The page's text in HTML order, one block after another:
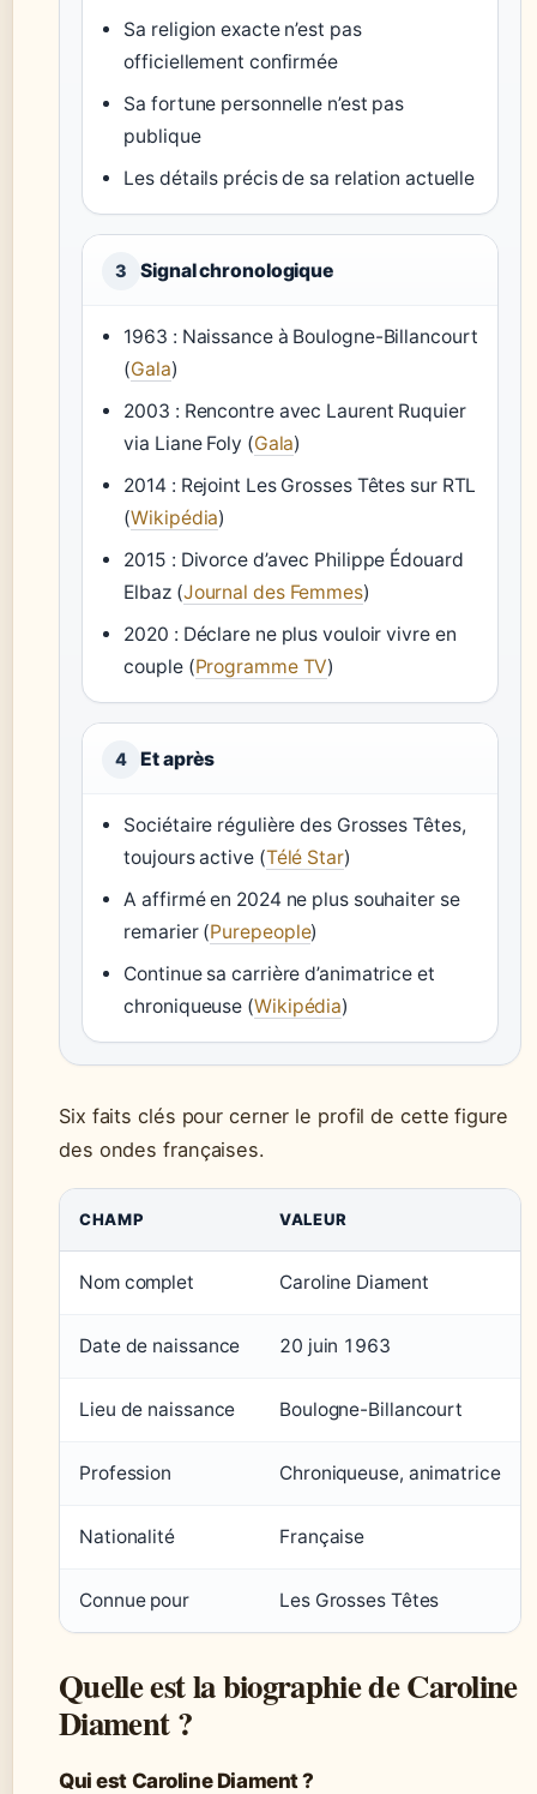
Sa religion exacte n’est pas
officiellement confirmée
Sa fortune personnelle n’est pas
publique
Les détails précis de sa relation actuelle
3 Signal chronologique
1963 : Naissance à Boulogne-Billancourt
(Gala)
2003 : Rencontre avec Laurent Ruquier
via Liane Foly (Gala)
2014 : Rejoint Les Grosses Têtes sur RTL
(Wikipédia)
2015 : Divorce d’avec Philippe Édouard
Elbaz (Journal des Femmes)
2020 : Déclare ne plus vouloir vivre en
couple (Programme TV)
4 Et après
Sociétaire régulière des Grosses Têtes,
toujours active (Télé Star)
A affirmé en 2024 ne plus souhaiter se
remarier (Purepeople)
Continue sa carrière d’animatrice et
chroniqueuse (Wikipédia)
Six faits clés pour cerner le profil de cette figure
des ondes françaises.
CHAMP VALEUR
Nom complet Caroline Diament
Date de naissance 20 juin 1963
Lieu de naissance Boulogne-Billancourt
Profession Chroniqueuse, animatrice
Nationalité Française
Connue pour Les Grosses Têtes
Quelle est la biographie de Caroline
Diament ?
Qui est Caroline Diament ?